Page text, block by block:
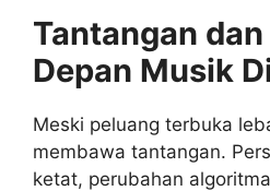
Tantangan
Depan Musik
Meski peluang terbuka
membawa tantangan.
ketat, perubahan